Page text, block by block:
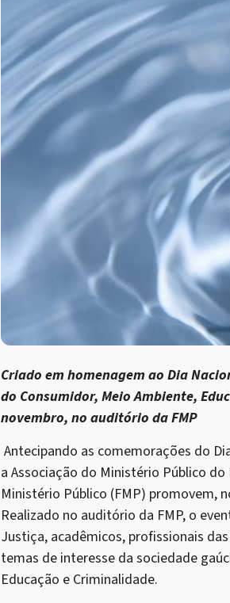
Criado em homenagem ao Dia
do Consumidor, Meio Ambiente,
novembro, no auditório da FMP
Antecipando as comemorações do
a Associação do Ministério Público do
Ministério Público (FMP) promovem,
Realizado no auditório da FMP, o
Justiça, acadêmicos, profissionais
temas de interesse da sociedade
Educação e Criminalidade.